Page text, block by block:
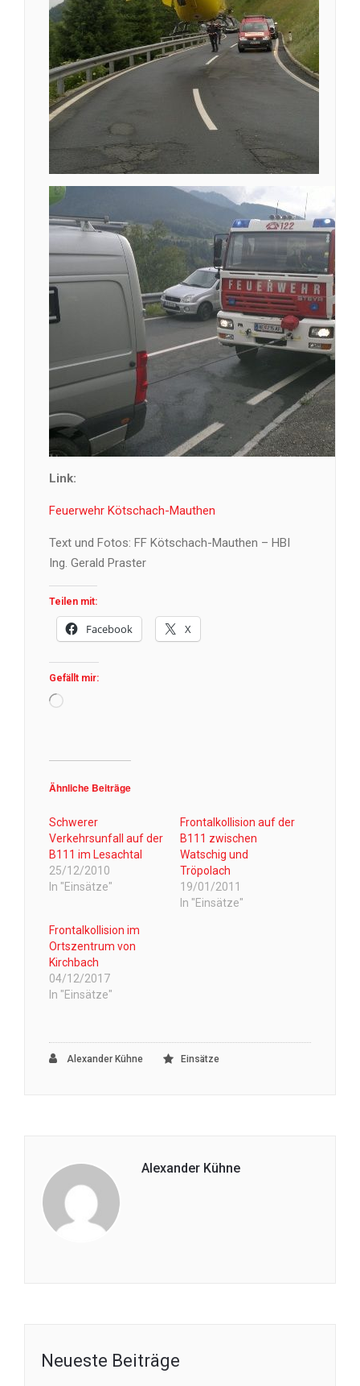
Link:
Feuerwehr Kötschach-Mauthen
Text und Fotos: FF Kötschach-Mauthen – HBI
Ing. Gerald Praster
Teilen mit:
Facebook X
Gefällt mir:
Wird
Ähnliche Beiträge
Schwerer
Verkehrsunfall auf der
B111 im Lesachtal
25/12/2010
In "Einsätze"
Frontalkollision auf der
B111 zwischen
Watschig und
Tröpolach
19/01/2011
In "Einsätze"
Frontalkollision im
Ortszentrum von
Kirchbach
04/12/2017
In "Einsätze"
Alexander Kühne Einsätze
Alexander Kühne
Neueste Beiträge